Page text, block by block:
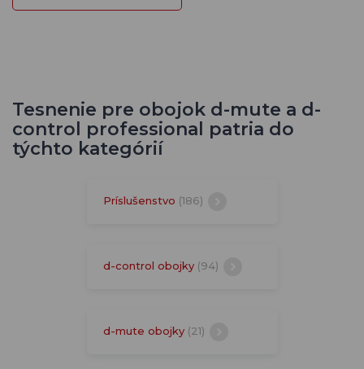
Tesnenie pre obojok d-mute a d-
control professional patria do
týchto kategórií
Príslušenstvo (186)
d-control obojky (94)
d-mute obojky (21)